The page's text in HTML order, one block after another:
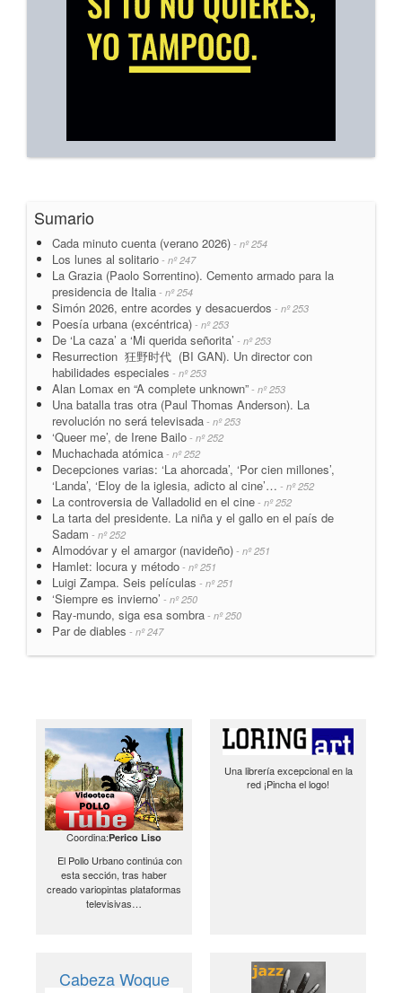
Sumario
Cada minuto cuenta (verano 2026) - nº 254
Los lunes al solitario - nº 247
La Grazia (Paolo Sorrentino). Cemento armado para la
presidencia de Italia - nº 254
Simón 2026, entre acordes y desacuerdos - nº 253
Poesía urbana (excéntrica) - nº 253
De ‘La caza’ a ‘Mi querida señorita’ - nº 253
Resurrection 狂野时代 (BI GAN). Un director con
habilidades especiales - nº 253
Alan Lomax en “A complete unknown” - nº 253
Una batalla tras otra (Paul Thomas Anderson). La
revolución no será televisada - nº 253
‘Queer me’, de Irene Bailo - nº 252
Muchachada atómica - nº 252
Decepciones varias: ‘La ahorcada’, ‘Por cien millones’,
‘Landa’, ‘Eloy de la iglesia, adicto al cine’… - nº 252
La controversia de Valladolid en el cine - nº 252
La tarta del presidente. La niña y el gallo en el país de
Sadam - nº 252
Almodóvar y el amargor (navideño) - nº 251
Hamlet: locura y método - nº 251
Luigi Zampa. Seis películas - nº 251
‘Siempre es invierno’ - nº 250
Ray-mundo, siga esa sombra - nº 250
Par de diables - nº 247
Coordina:Perico Liso
El Pollo Urbano continúa con
esta sección, tras haber
creado variopintas plataformas
televisivas…
Una librería excepcional en la
red ¡Pincha el logo!
Cabeza Woque